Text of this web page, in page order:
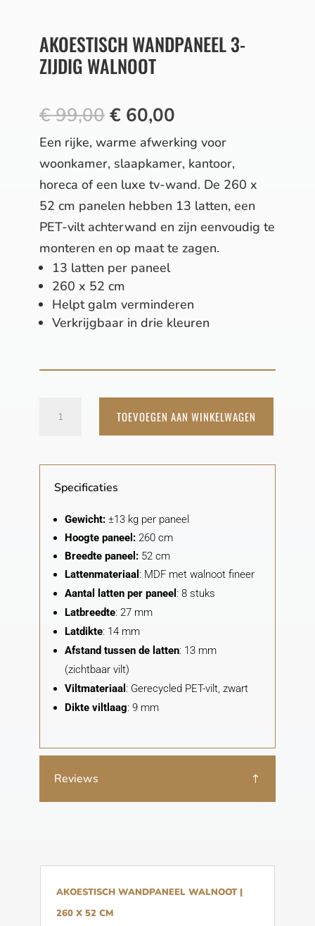
AKOESTISCH WANDPANEEL 3-
ZIJDIG WALNOOT
€99,00 Oorspronkelijke
prijs
was:
€ 99,00.
€ 60,00
prijs
is:
€ 60,00.
Een rijke, warme afwerking voor
woonkamer, slaapkamer, kantoor,
horeca of een luxe tv-wand. De 260 x
52 cm panelen hebben 13 latten, een
PET-vilt achterwand en zijn eenvoudig te
monteren en op maat te zagen.
13 latten per paneel
260 x 52 cm
Helpt galm verminderen
Verkrijgbaar in drie kleuren
zijdig
walnoot
aantal
TOEVOEGEN AAN WINKELWAGEN
Specificaties
Gewicht: ±13 kg per paneel
Hoogte paneel: 260 cm
Breedte paneel: 52 cm
Lattenmateriaal : MDF met walnoot fineer
Aantal latten per paneel : 8 stuks
Latbreedte: 27 mm
Latdikte: 14 mm
Afstand tussen de latten: 13 mm
(zichtbaar vilt)
Viltmateriaal : Gerecycled PET-vilt, zwart
Dikte viltlaag: 9 mm
Reviews
AKOESTISCH WANDPANEEL WALNOOT |
260 X 52 CM